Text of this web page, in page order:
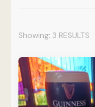
Showing: 3 RESULTS